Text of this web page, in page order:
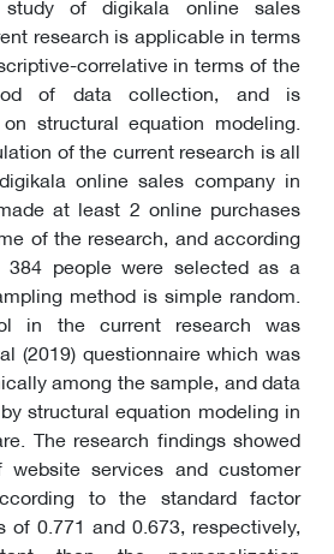
research is applicable in terms
correlative in terms of the
of data collection, and is
structural equation modeling.
of the current research is all
online sales company in
at least 2 online purchases
of the research, and according
people were selected as a
method is simple random.
in the current research was
(2019) questionnaire which was
among the sample, and data
structural equation modeling in
The research findings showed
services and customer
to the standard factor
of 0.771 and 0.673, respectively,